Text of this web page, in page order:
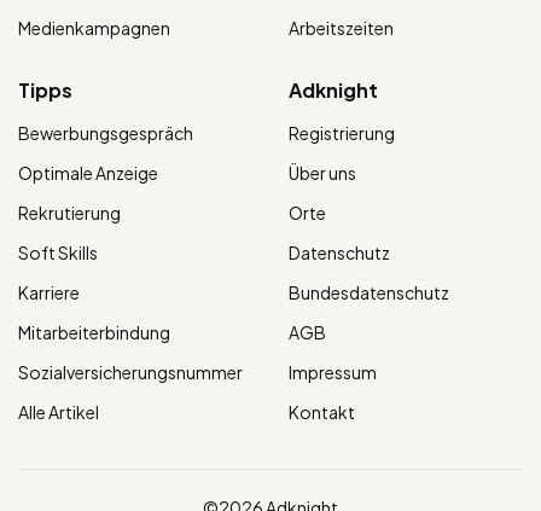
Medienkampagnen
Arbeitszeiten
Tipps
Bewerbungsgespräch
Optimale Anzeige
Rekrutierung
Soft Skills
Karriere
Mitarbeiterbindung
Sozialversicherungsnummer
Alle Artikel
Adknight
Registrierung
Über uns
Orte
Datenschutz
Bundesdatenschutz
AGB
Impressum
Kontakt